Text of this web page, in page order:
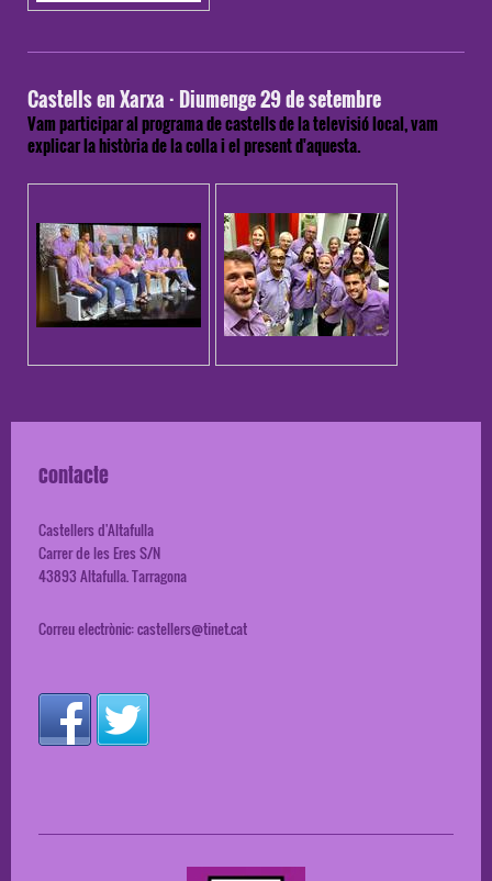
Castells en Xarxa · Diumenge 29 de setembre
Vam participar al programa de castells de la televisió local, vam
explicar la història de la colla i el present d'aquesta.
Contacte
Castellers d'Altafulla
Carrer de les Eres S/N
43893 Altafulla. Tarragona
Correu electrònic:castellers@tinet.cat